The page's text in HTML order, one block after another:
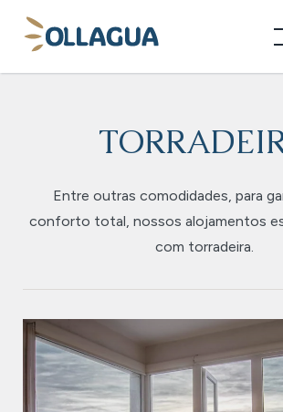
paraOllagua
Entre outras comodidades, para
conforto total, nossos alojamentos
com torradeira.